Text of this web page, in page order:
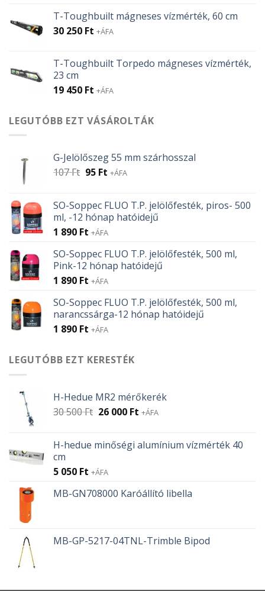
T-Toughbuilt mágneses vízmérték, 60 cm
30 250 Ft +ÁFA
T-Toughbuilt Torpedo mágneses vízmérték,
23 cm
19 450 Ft +ÁFA
LEGUTÓBB EZT VÁSÁROLTÁK
G-Jelölőszeg 55 mm szárhosszal
107Ft Original
107 Ft.
95 FtCurrent
95 Ft.
+ÁFA
SO-Soppec FLUO T.P. jelölőfesték, piros- 500
ml, -12 hónap hatóidejű
1 890 Ft +ÁFA
SO-Soppec FLUO T.P. jelölőfesték, 500 ml,
Pink-12 hónap hatóidejű
1 890 Ft +ÁFA
SO-Soppec FLUO T.P. jelölőfesték, 500 ml,
narancssárga-12 hónap hatóidejű
1 890 Ft +ÁFA
LEGUTÓBB EZT KERESTÉK
H-Hedue MR2 mérőkerék
30 500Ft Original
30
26 000 FtCurrent
26
+ÁFA
H-hedue minőségi alumínium vízmérték 40
cm
5 050 Ft +ÁFA
MB-GN708000 Karóállító libella
MB-GP-5217-04TNL-Trimble Bipod